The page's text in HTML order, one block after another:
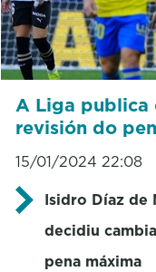
A Liga publica
revisión do
15/01/2024 22:08
Isidro Díaz de
decidiu
pena máxima